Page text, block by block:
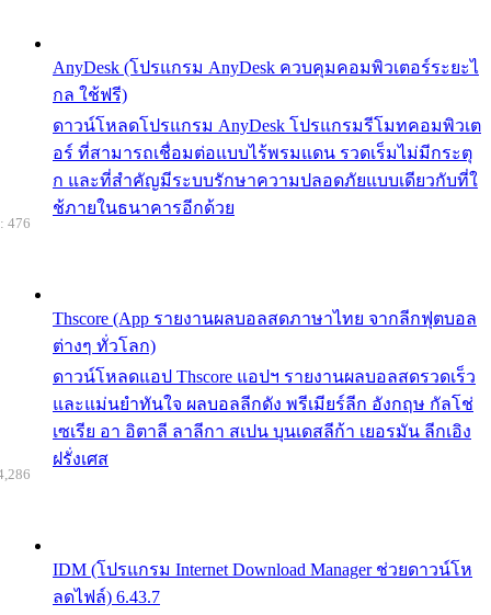
AnyDesk (โปรแกรม AnyDesk ควบคุมคอมพิวเตอร์ระยะไ
กล ใช้ฟรี)
ดาวน์โหลดโปรแกรม AnyDesk โปรแกรมรีโมทคอมพิวเต
อร์ ที่สามารถเชื่อมต่อแบบไร้พรมแดน รวดเร็มไม่มีกระตุ
ก และที่สำคัญมีระบบรักษาความปลอดภัยแบบเดียวกับที่ใ
ช้ภายในธนาคารอีกด้วย
Thscore (App รายงานผลบอลสดภาษาไทย จากลีกฟุตบอล
ต่างๆ ทั่วโลก)
ดาวน์โหลดแอป Thscore แอปฯ รายงานผลบอลสดรวดเร็ว
และแม่นยำทันใจ ผลบอลลีกดัง พรีเมียร์ลีก อังกฤษ กัลโช่
เซเรีย อา อิตาลี ลาลีกา สเปน บุนเดสลีก้า เยอรมัน ลีกเอิง
ฝรั่งเศส
476
IDM (โปรแกรม Internet Download Manager ช่วยดาวน์โห
ลดไฟล์) 6.43.7